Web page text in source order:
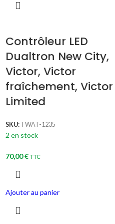
Contrôleur LED
Dualtron New City,
Victor, Victor
fraîchement, Victor
Limited
SKU: TWAT-1235
2 en stock
70,00€ TTC
Ajouter au panier